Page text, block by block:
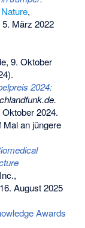
Nature,
März 2022
9. Oktober
2024:
2024.
Mal an jüngere
August 2025
Awards